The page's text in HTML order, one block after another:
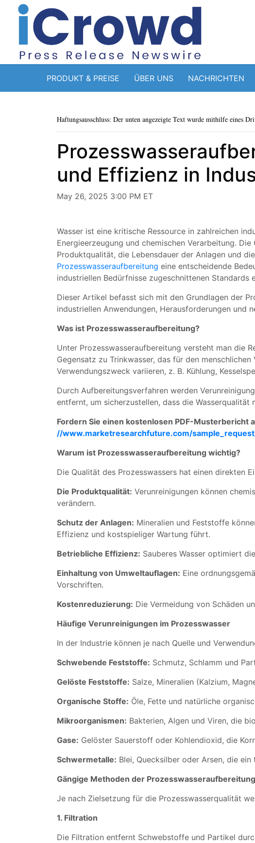
PRODUKT & PREISE ÜBER UNS NACHRICHTEN
Haftungsausschluss: Der unten angezeigte Text wurde mithilfe eines
und Effizienz in
May 26, 2025 3:00 PM ET
Wasser ist eine kritische Ressource in zahlreichen
Energieerzeugung und chemischen Verarbeitung.
Produktqualität, die Lebensdauer der Anlagen und
Prozesswasseraufbereitung eine entscheidende
industriellen Bedürfnisse zugeschnittenen Standards
Dieser Artikel befasst sich mit den Grundlagen der
industriellen Anwendungen, Herausforderungen und
Was ist Prozesswasseraufbereitung?
Unter Prozesswasseraufbereitung versteht man die
Gegensatz zu Trinkwasser, das für den
Verwendungszweck variieren, z. B. Kühlung,
Durch Aufbereitungsverfahren werden
entfernt, um sicherzustellen, dass die
Fordern Sie einen kostenlosen PDF-Musterbericht
//www.marketresearchfuture.com/
Warum ist Prozesswasseraufbereitung wichtig?
Die Qualität des Prozesswassers hat einen direkten
Die Produktqualität: Verunreinigungen können
verändern.
Schutz der Anlagen: Mineralien und Feststoffe
Effizienz und kostspieliger Wartung führt.
Betriebliche Effizienz: Sauberes Wasser optimiert
Einhaltung von Umweltauflagen: Eine
Vorschriften.
Kostenreduzierung: Die Vermeidung von Schäden
Häufige Verunreinigungen im Prozesswasser
In der Industrie können je nach Quelle und
Schwebende Feststoffe: Schmutz, Schlamm und
Gelöste Feststoffe: Salze, Mineralien (Kalzium,
Organische Stoffe: Öle, Fette und natürliche
Mikroorganismen: Bakterien, Algen und Viren, die
Gase: Gelöster Sauerstoff oder Kohlendioxid, die
Schwermetalle: Blei, Quecksilber oder Arsen, die
Gängige Methoden der Prozesswasseraufbereitung
Je nach Zielsetzung für die Prozesswasserqualität
1. Filtration
Die Filtration entfernt Schwebstoffe und Partikel